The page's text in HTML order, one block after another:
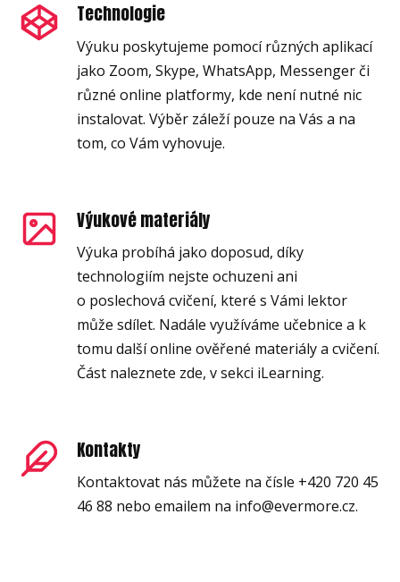
Technologie
Výuku poskytujeme pomocí různých aplikací
jako Zoom, Skype, WhatsApp, Messenger či
různé online platformy, kde není nutné nic
instalovat. Výběr záleží pouze na Vás a na
tom, co Vám vyhovuje.
Výukové materiály
Výuka probíhá jako doposud, díky
technologiím nejste ochuzeni ani
o poslechová cvičení, které s Vámi lektor
může sdílet. Nadále využíváme učebnice a k
tomu další online ověřené materiály a cvičení.
Část naleznete zde, v sekci iLearning.
Kontakty
Kontaktovat nás můžete na čísle +420 720 45
46 88 nebo emailem na info@evermore.cz.